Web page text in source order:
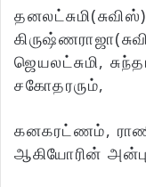
ஜெயலட்சுமி,
சகோதரரும்,
கனகரட்ணம்,
ஆகியோரின்